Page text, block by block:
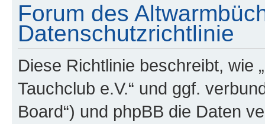
Forum des
Datenschutzrichtlinie
Diese Richtlinie beschreibt, wie
Tauchclub e.V.“ und ggf.
Board“) und phpBB die Daten